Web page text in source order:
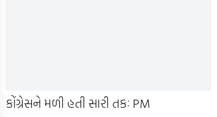
કોંગ્રેસને મળી હતી સારી તકઃ PM